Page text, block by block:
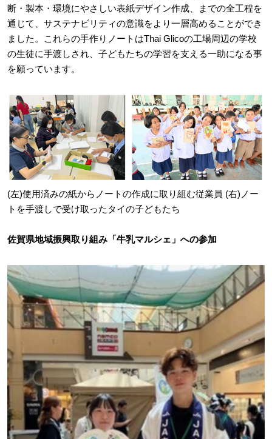
断・製本・環境にやさしい表紙デザイン作成、までの全工程を
通じて、サステナビリティの意識をより一層高めることができ
ました。これらの手作りノートはThai Glicoの工場周辺の学校
の生徒に手渡しされ、子どもたちの学習を支える一助になる事
を願っています。
(左)使用済みの紙からノートの作成に取り組む従業員 (右)ノー
トを手渡しで受け取ったタイの子どもたち
佐賀県地域振興取り組み「牛乳マルシェ」への参加